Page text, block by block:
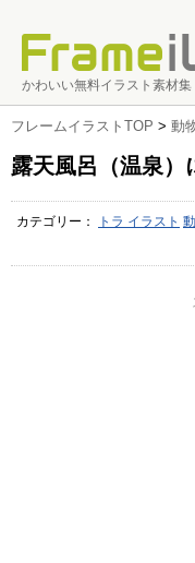
かわいい無料イラスト素材集
フレームイラストTOP > 動
露天風呂（温泉）
カテゴリー： トラ イラスト